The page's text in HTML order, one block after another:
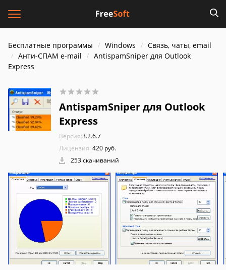
Бесплатные программы Windows
Связь, чаты, email
Анти-СПАМ e-mail
AntispamSniper для Outlook
Express
AntispamSniper для Outlook
Express
Версия:3.2.6.7
Лицензия: 420 руб.
253 скачиваний